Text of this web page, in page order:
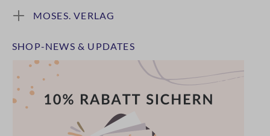
MOSES. VERLAG
SHOP-NEWS & UPDATES